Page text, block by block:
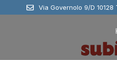
Via Governolo 9/D 10128